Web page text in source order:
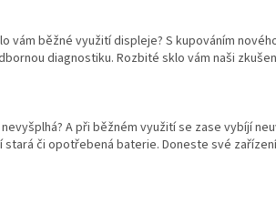
vám běžné využití displeje? S kupováním
diagnostiku. Rozbité sklo vám naši
A při běžném využití se zase vybíjí
či opotřebená baterie. Doneste své